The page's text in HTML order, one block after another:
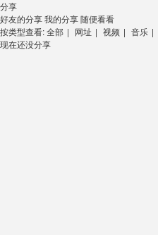
分享
好友的分享我的分享随便看看
按类型查看:全部 | 网址 | 视频 | 音乐 |
现在还没分享